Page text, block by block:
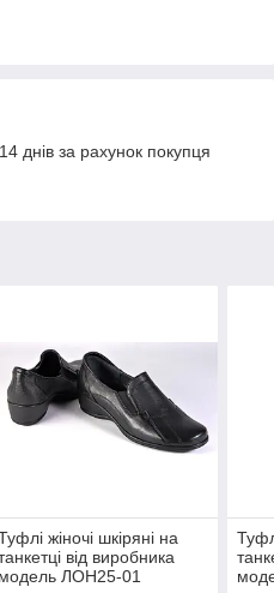
днів за рахунок покупця
жіночі шкіряні на
від виробника
модель ЛОН25-01